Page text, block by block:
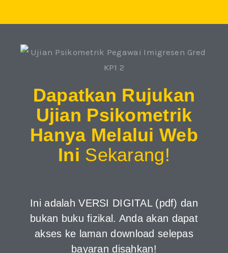
Dapatkan Rujukan
Ujian Psikometrik
Hanya Melalui Web
Ini Sekarang!
Ini adalah VERSI DIGITAL (pdf) dan
bukan buku fizikal. Anda akan dapat
akses ke laman download selepas
bayaran disahkan!